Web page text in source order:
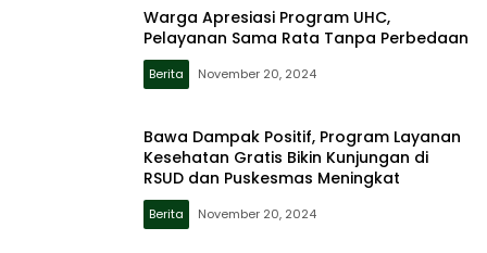
Warga Apresiasi Program UHC,
Pelayanan Sama Rata Tanpa Perbedaan
Berita November 20, 2024
Bawa Dampak Positif, Program Layanan
Kesehatan Gratis Bikin Kunjungan di
RSUD dan Puskesmas Meningkat
Berita November 20, 2024